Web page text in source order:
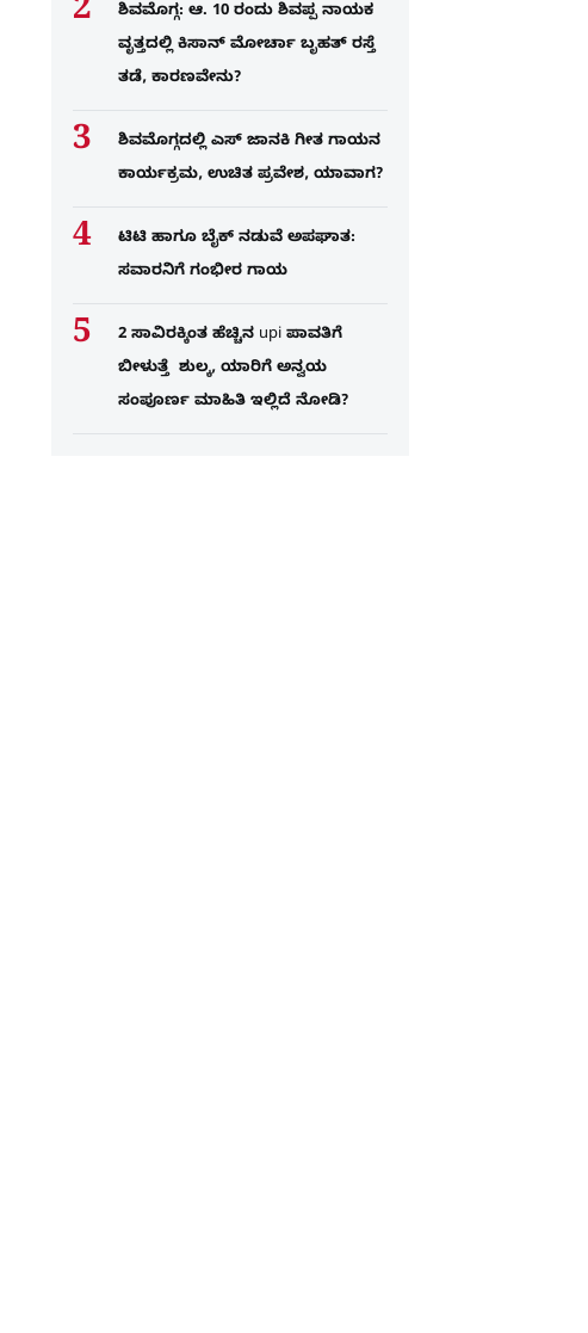
ಶಿವಮೊಗ್ಗ: ಆ. 10 ರಂದು ಶಿವಪ್ಪ ನಾಯಕ
ವೃತ್ತದಲ್ಲಿ ಕಿಸಾನ್ ಮೋರ್ಚಾ ಬೃಹತ್ ರಸ್ತೆ
ತಡೆ, ಕಾರಣವೇನು?
ಶಿವಮೊಗ್ಗದಲ್ಲಿ ಎಸ್​ ಜಾನಕಿ ಗೀತ ಗಾಯನ
ಕಾರ್ಯಕ್ರಮ, ಉಚಿತ ಪ್ರವೇಶ, ಯಾವಾಗ?
ಟಿಟಿ ಹಾಗೂ ಬೈಕ್ ನಡುವೆ ಅಪಘಾತ:
ಸವಾರನಿಗೆ ಗಂಭೀರ ಗಾಯ
2 ಸಾವಿರಕ್ಕಿಂತ ಹೆಚ್ಚಿನ upi ಪಾವತಿಗೆ
ಬೀಳುತ್ತೆ ಶುಲ್ಕ, ಯಾರಿಗೆ ಅನ್ವಯ
ಸಂಪೂರ್ಣ ಮಾಹಿತಿ ಇಲ್ಲಿದೆ ನೋಡಿ?